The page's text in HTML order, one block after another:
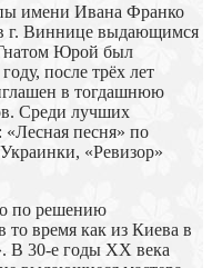
имени Ивана Франко
в г. Виннице выдающимся
Юрой был
после трёх лет
в тогдашнюю
Среди лучших
«Лесная песня» по
«Ревизор»
по решению
то время как из Киева в
В 30-е годы XX века